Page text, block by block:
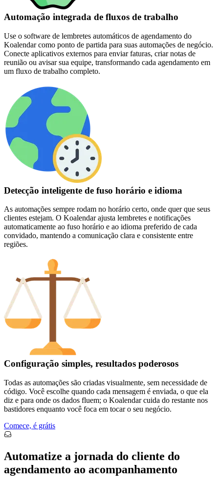
Automação integrada de fluxos de trabalho
Use o software de lembretes automáticos de agendamento do
Koalendar como ponto de partida para suas automações de negócio.
Conecte aplicativos externos para enviar faturas, criar notas de
reunião ou avisar sua equipe, transformando cada agendamento em
um fluxo de trabalho completo.
Detecção inteligente de fuso horário e idioma
As automações sempre rodam no horário certo, onde quer que seus
clientes estejam. O Koalendar ajusta lembretes e notificações
automaticamente ao fuso horário e ao idioma preferido de cada
convidado, mantendo a comunicação clara e consistente entre
regiões.
Configuração simples, resultados poderosos
Todas as automações são criadas visualmente, sem necessidade de
código. Você escolhe quando cada mensagem é enviada, o que ela
diz e para onde os dados fluem; o Koalendar cuida do restante nos
bastidores enquanto você foca em tocar o seu negócio.
Comece, é grátis
Automatize a jornada do cliente do
agendamento ao acompanhamento